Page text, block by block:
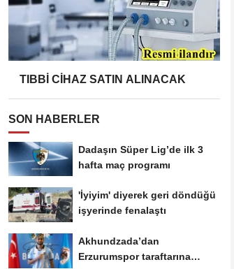
TIBBİ CİHAZ SATIN ALINACAK
SON HABERLER
Dadaşın Süper Lig’de ilk 3
hafta maç programı
'İyiyim' diyerek geri döndüğü
işyerinde fenalaştı
Akhundzada’dan
Erzurumspor taraftarına